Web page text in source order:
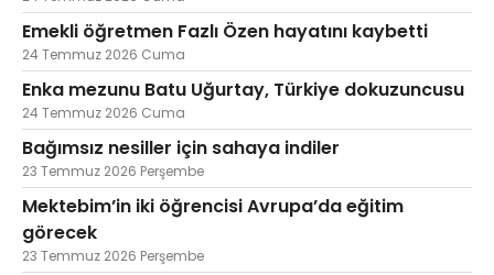
Emekli öğretmen Fazlı Özen hayatını kaybetti
24 Temmuz 2026 Cuma
Enka mezunu Batu Uğurtay, Türkiye dokuzuncusu
24 Temmuz 2026 Cuma
Bağımsız nesiller için sahaya indiler
23 Temmuz 2026 Perşembe
Mektebim’in iki öğrencisi Avrupa’da eğitim
görecek
23 Temmuz 2026 Perşembe